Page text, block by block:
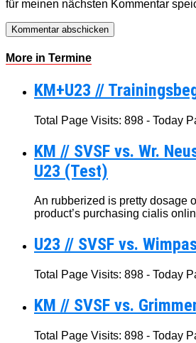
für meinen nächsten Kommentar
More in Termine
KM+U23 //
Total Page Visits: 898 - Today
KM // SVSF vs. Wr.
U23 (Test)
An rubberized is pretty dosage
product’s purchasing cialis
U23 // SVSF vs.
Total Page Visits: 898 - Today
KM // SVSF vs.
Total Page Visits: 898 - Today